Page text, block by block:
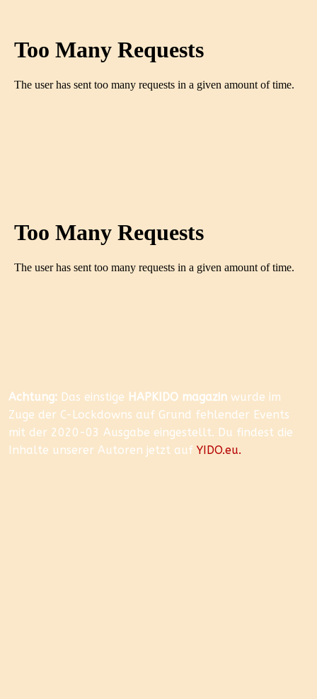
Achtung: Das einstige HAPKIDO magazin wurde im
Zuge der C-Lockdowns auf Grund fehlender Events
mit der 2020-03 Ausgabe eingestellt. Du findest die
Inhalte unserer Autoren jetzt auf YIDO.eu.